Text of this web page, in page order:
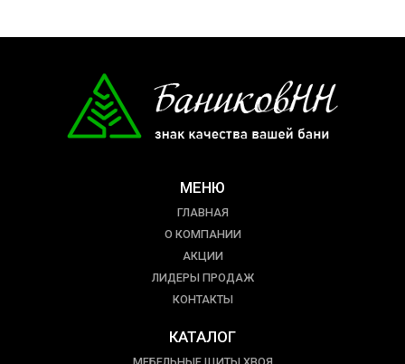
МЕНЮ
ГЛАВНАЯ
О КОМПАНИИ
АКЦИИ
ЛИДЕРЫ ПРОДАЖ
КОНТАКТЫ
КАТАЛОГ